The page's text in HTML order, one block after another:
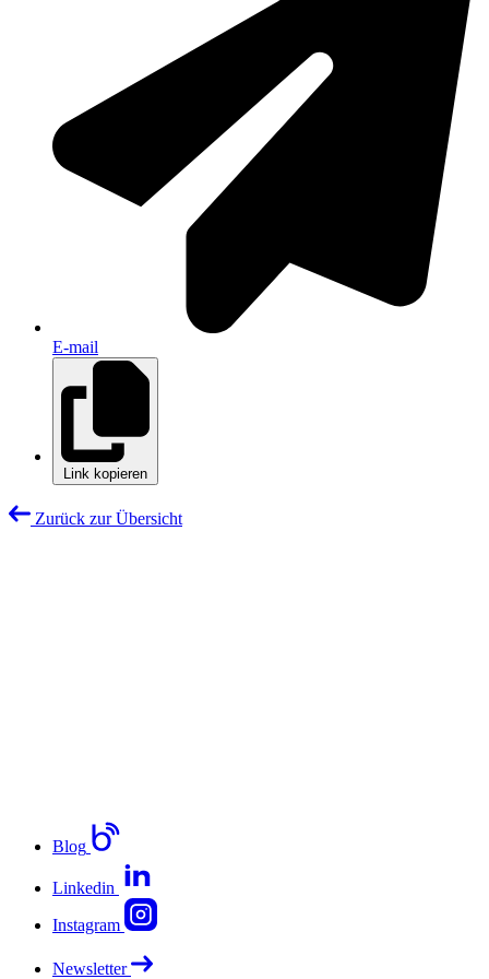
E-mail
Link kopieren
Zurück zur Übersicht
Blog
Linkedin
Instagram
Newsletter